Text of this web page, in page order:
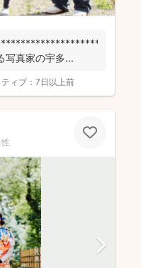
写真家の宇多...
ィブ： 7日以上前